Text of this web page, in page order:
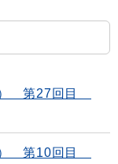
） 第27回目
） 第10回目